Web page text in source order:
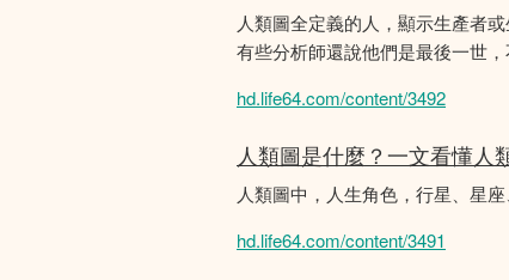
人類圖全定義的人，顯示生產者
有些分析師還說他們是最後一世
hd.life64.com/content/3492
人類圖是什麼？一文看懂人
人類圖中，人生角色，行星、星
hd.life64.com/content/3491